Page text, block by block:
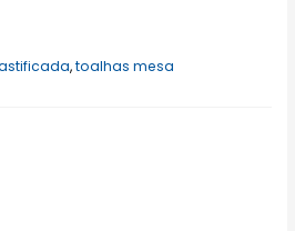
,toalhas mesa